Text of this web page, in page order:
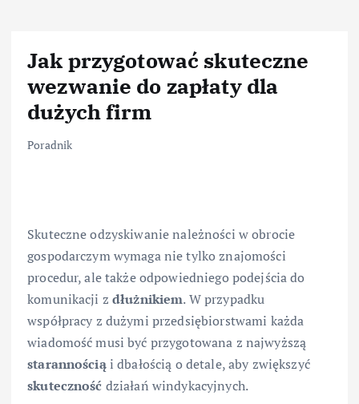
Jak przygotować skuteczne
wezwanie do zapłaty dla
dużych firm
Poradnik
Skuteczne odzyskiwanie należności w obrocie
gospodarczym wymaga nie tylko znajomości
procedur, ale także odpowiedniego podejścia do
komunikacji zdłużnikiem. W przypadku
współpracy z dużymi przedsiębiorstwami każda
wiadomość musi być przygotowana z najwyższą
starannościąi dbałością o detale, aby zwiększyć
skuteczność działań windykacyjnych.